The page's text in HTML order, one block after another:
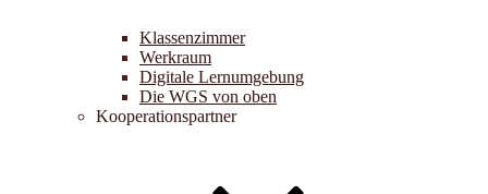
Klassenzimmer
Werkraum
Digitale Lernumgebung
Die WGS von oben
Kooperationspartner